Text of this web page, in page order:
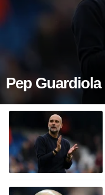
Pep Guardiola